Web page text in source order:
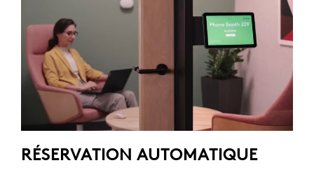
RÉSERVATION AUTOMATIQUE